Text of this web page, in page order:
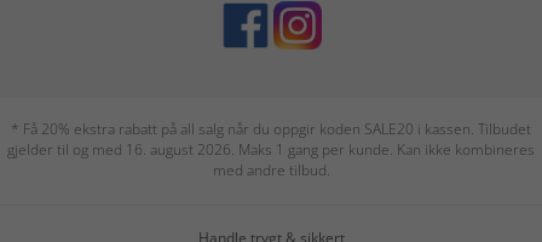
* Få 20% ekstra rabatt på all salg når du oppgir koden SALE20 i kassen. Tilbudet
gjelder til og med 16. august 2026. Maks 1 gang per kunde. Kan ikke kombineres
med andre tilbud.
Handle trygt & sikkert